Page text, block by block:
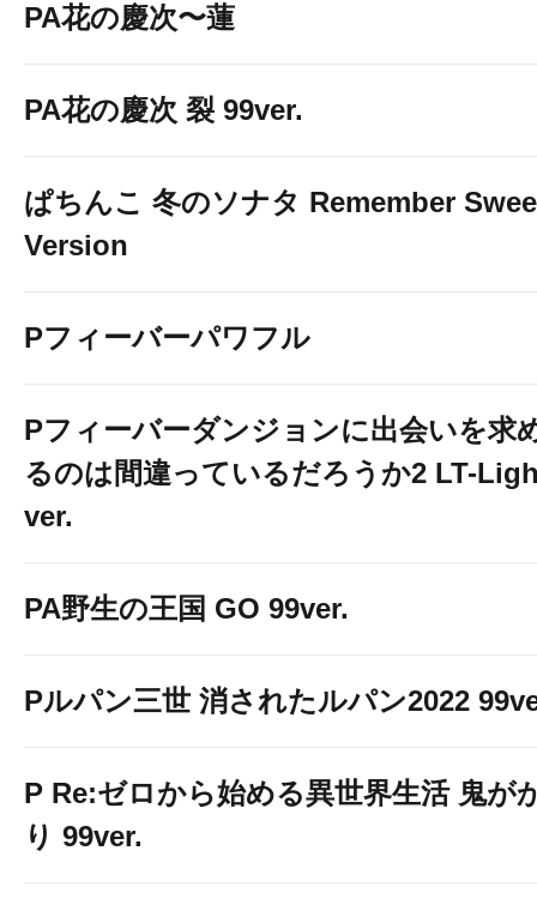
PA花の慶次〜蓮
PA花の慶次 裂 99ver.
ぱちんこ 冬のソナタ Remember
Version
Pフィーバーパワフル
Pフィーバーダンジョンに出会いを求
るのは間違っているだろうか2 LT-
ver.
PA野生の王国 GO 99ver.
Pルパン三世 消されたルパン2022
P Re:ゼロから始める異世界生活 鬼が
り 99ver.